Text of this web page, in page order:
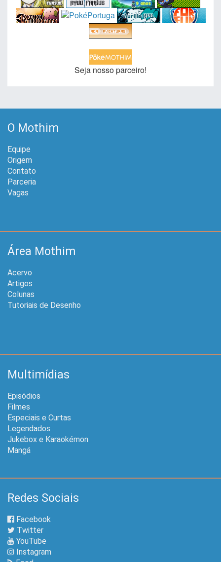
Seja nosso parceiro!
O Mothim
Equipe
Origem
Contato
Parceria
Vagas
Área Mothim
Acervo
Artigos
Colunas
Tutoriais de Desenho
Multimídias
Episódios
Filmes
Especiais e Curtas
Legendados
Jukebox e Karaokémon
Mangá
Redes Sociais
Facebook
Twitter
YouTube
Instagram